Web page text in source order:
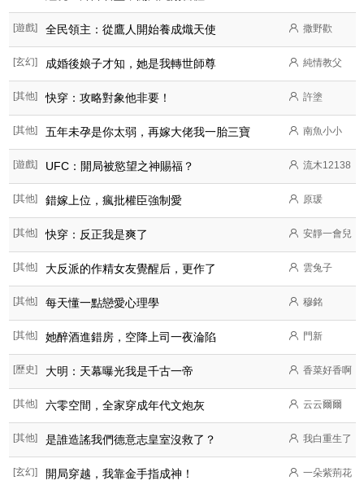
[遊戲] 全民領主：從鷹人開始養成熾天使 撒野歡
[玄幻] 成婚後娘子才知，她是我轉世師尊 純情教父
[其他] 快穿：攻略對象他非要！ 許塗
[其他] 五年未孕是你太弱，再嫁大佬我一胎三寶 南魚小小
[遊戲] UFC：開局被慾望之神賜福？ 流木12138
[其他] 錯嫁上位，瘋批權臣強制愛 原瑗
[其他] 快穿：反正我是爽了 安靜一會兒
[其他] 大反派的作精女友覺醒后，更作了 雲兔子
[其他] 每天懂一點戀愛心理學 穆銘
[其他] 她醉酒進錯房，空降上司一夜淪陷 門新
[歷史] 大明：天幕曝光我是千古一帝 香菜好香啊
[其他] 六零空間，全家穿成年代文炮灰 云云爾爾
[其他] 是誰造謠我們德意志皇室沒救了？ 我白重生了
[玄幻] 開局穿越，我靠金手指成神！ 一朵紫荊花